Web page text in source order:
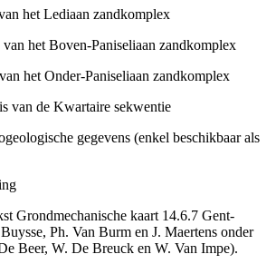
het Lediaan zandkomplex
het Boven-Paniseliaan zandkomplex
het Onder-Paniseliaan zandkomplex
van de Kwartaire sekwentie
gegevens (enkel beschikbaar als
Grondmechanische kaart 14.6.7 Gent-
Ph. Van Burm en J. Maertens onder
Beer, W. De Breuck en W. Van Impe).